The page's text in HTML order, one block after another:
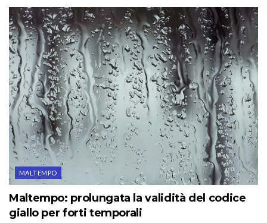
MALTEMPO
Maltempo: prolungata la validità del codice
giallo per forti temporali